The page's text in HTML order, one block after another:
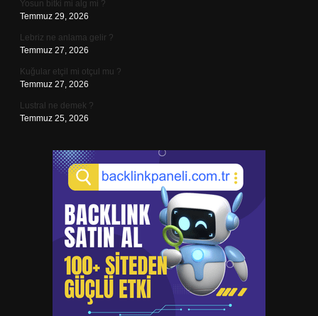
Yosun bitki mi alg mi ?
Temmuz 29, 2026
Lebriz ne anlama gelir ?
Temmuz 27, 2026
Kuğular etçil mi otçul mu ?
Temmuz 27, 2026
Lustral ne demek ?
Temmuz 25, 2026